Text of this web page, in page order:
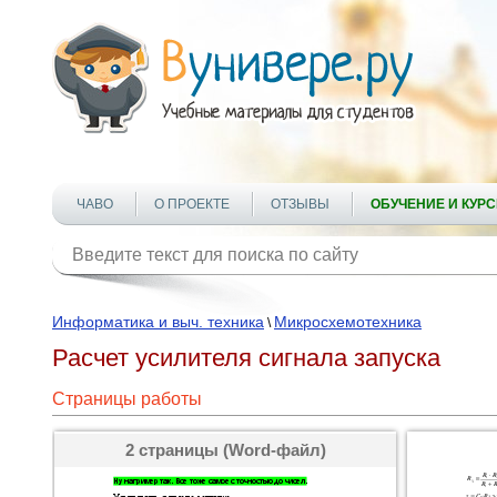
ЧАВО О ПРОЕКТЕ ОТЗЫВЫ ОБУЧЕНИЕ И
Информатика и выч. техника \ Микросхемотехника
Расчет усилителя сигнала запуска
Страницы работы
2 страницы (Word-файл)